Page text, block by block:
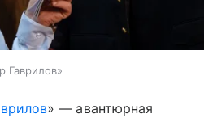
Гаврилов»
» — авантюрная